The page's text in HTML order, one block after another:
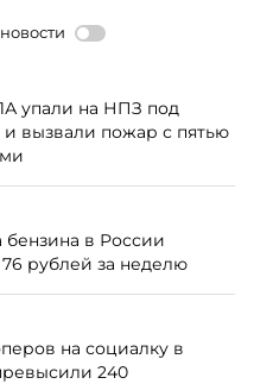
упали на НПЗ под
вызвали пожар с пятью
в России
рублей за неделю
на социалку в
240